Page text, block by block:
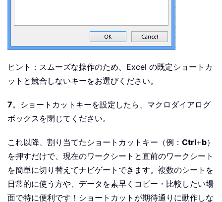
ヒント：スムーズな操作のため、Excel の既定ショートカ
ットと競合しないキーをお選びください。
7。ショートカットキーを設定したら、マクロダイアログ
ボックスを閉じてください。
これ以降、割り当てたショートカットキー（例： Ctrl+b）
を押すだけで、現在のワークシートと直前のワークシート
を簡単に切り替えてナビゲートできます。複数のシートを
日常的に使う方や、データを素早くコピー・比較したい場
面で特に便利です！ショートカットが期待通りに動作しな